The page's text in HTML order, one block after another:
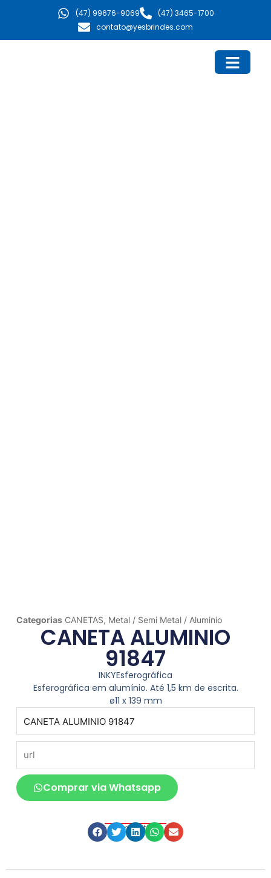
(47) 99676-9069
(47) 3465-1700
contato@yesbrindes.com
Categorias CANETAS, Metal / Semi Metal / Aluminio
CANETA ALUMINIO
91847
INKYEsferográfica
Esferográfica em alumínio. Até 1,5 km de escrita.
ø11 x 139 mm
Comprar via Whatsapp
Compartilhe